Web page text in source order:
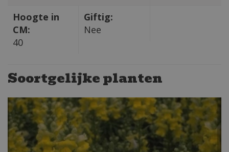
Hoogte in
CM:
40
Giftig:
Nee
Soortgelijke planten